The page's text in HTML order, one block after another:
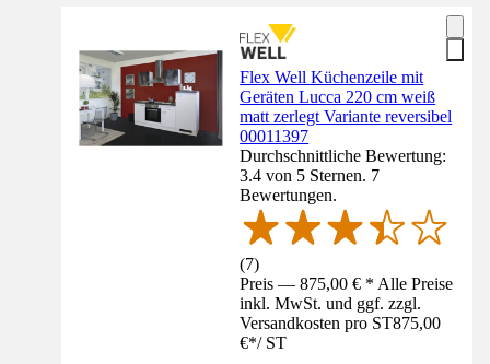
Flex Well Küchenzeile mit
Geräten Lucca 220 cm weiß
matt zerlegt Variante reversibel
00011397
Durchschnittliche Bewertung:
3.4 von 5 Sternen. 7
Bewertungen.
(7)
Preis — 875,00 € * Alle Preise
inkl. MwSt. und ggf. zzgl.
Versandkosten pro ST875,00
€*/ ST